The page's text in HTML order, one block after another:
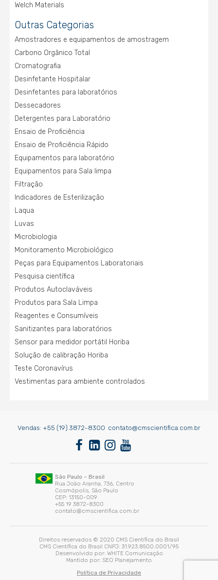
Welch Materials
Outras Categorias
Amostradores e equipamentos de amostragem
Carbono Orgânico Total
Cromatografia
Desinfetante Hospitalar
Desinfetantes para laboratórios
Dessecadores
Detergentes para Laboratório
Ensaio de Proficiência
Ensaio de Proficiência Rápido
Equipamentos para laboratório
Equipamentos para Sala limpa
Filtração
Indicadores de Esterilização
Laqua
Luvas
Microbiologia
Monitoramento Microbiológico
Peças para Equipamentos Laboratoriais
Pesquisa científica
Produtos Autoclaváveis
Produtos para Sala Limpa
Reagentes e Consumíveis
Sanitizantes para laboratórios
Sensor para medidor portátil Horiba
Solução de calibração Horiba
Teste Coronavírus
Vestimentas para ambiente controlados
Vendas: +55 (19) 3872-8300 contato@cmscientifica.com.br
Direitos reservados © 2020 CMS Científica do Brasil
CMS Científica do Brasil CNPJ: 31.923.8500.0001/95
Desenvolvido por: WHITE Comunicação
Mantido por: SEO Planejamento
Política de Privacidade
São Paulo – Brasil
Rua João Aranha, 736, Centro
Cosmópolis, São Paulo
CEP: 13150-009
+55 19 3872-8300
contato@cmscientifica.com.br